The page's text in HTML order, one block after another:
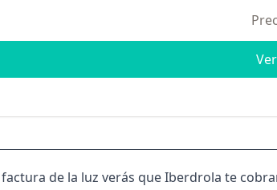
de la luz verás que Iberdrola te